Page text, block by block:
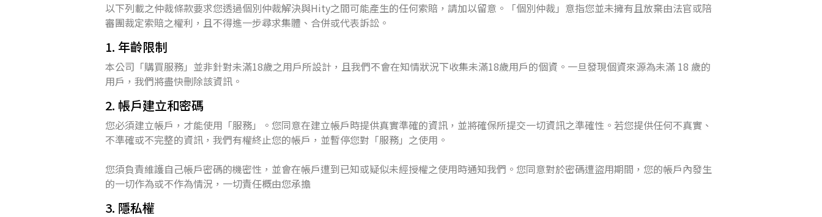
以下列載之仲裁條款要求您透過個別仲裁解決與Hity之間可能產生的任何索賠，請加以留意。「個別仲裁」意指您並未擁有且放棄由法官或陪
審團裁定索賠之權利，且不得進一步尋求集體、合併或代表訴訟。
1. 年齡限制
本公司「購買服務」並非針對未滿18歲之用戶所設計，且我們不會在知情狀況下收集未滿18歲用戶的個資。一旦發現個資來源為未滿 18 歲的
用戶，我們將盡快刪除該資訊。
2. 帳戶建立和密碼
您必須建立帳戶，才能使用「服務」。您同意在建立帳戶時提供真實準確的資訊，並將確保所提交一切資訊之準確性。若您提供任何不真實、
不準確或不完整的資訊，我們有權終止您的帳戶，並暫停您對「服務」之使用。
您須負責維護自己帳戶密碼的機密性，並會在帳戶遭到已知或疑似未經授權之使用時通知我們。您同意對於密碼遭盜用期間，您的帳戶內發生
的一切作為或不作為情況，一切責任概由您承擔
3. 隱私權